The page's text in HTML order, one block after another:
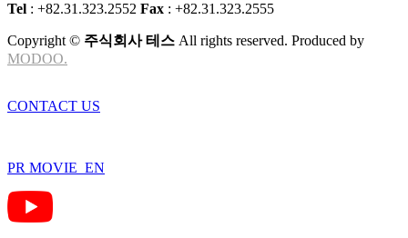
Tel : +82.31.323.2552 Fax : +82.31.323.2555
Copyright © 주식회사 테스 All rights reserved. Produced by
MODOO.
CONTACT US
PR MOVIE_EN